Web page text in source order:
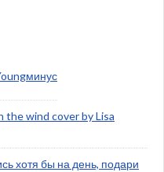
the wind cover by Lisa
хотя бы на день, подари